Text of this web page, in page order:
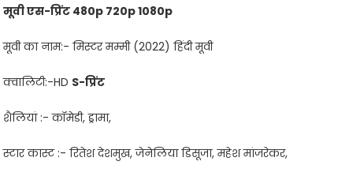
मूवी एस-प्रिंट 480p 720p 1080p
मूवी का नाम:- मिस्टर मम्मी (2022) हिंदी मूवी
क्वालिटी:-HD S-प्रिंट
शैलियां :- कॉमेडी, ड्रामा,
स्टार कास्ट :- रितेश देशमुख, जेनेलिया डिसूजा, महेश मांजरेकर,